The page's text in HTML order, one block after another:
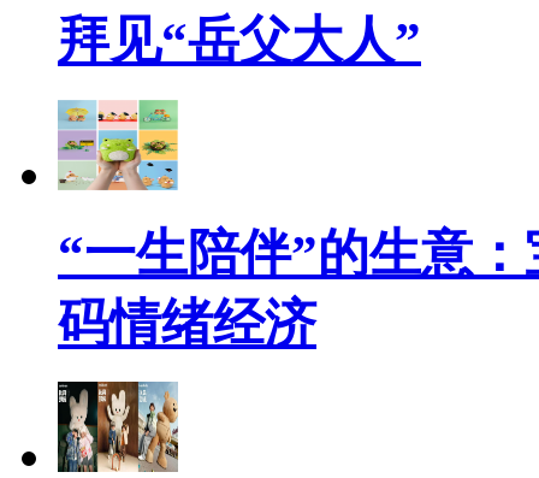
拜见“岳父大人”
“一生陪伴”的生意
码情绪经济